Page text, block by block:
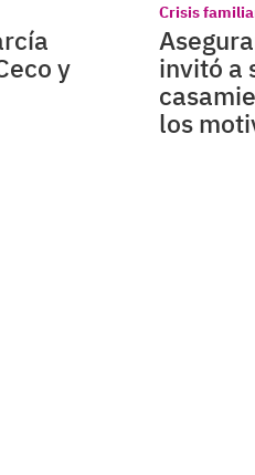
y
Crisis
invitó a
los